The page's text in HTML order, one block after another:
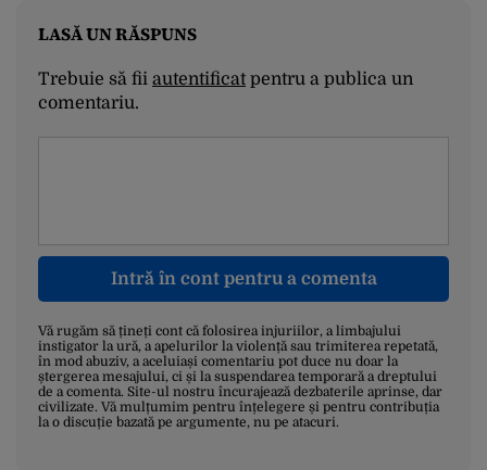
LASĂ UN RĂSPUNS
Trebuie să fii autentificatpentru a publica un
comentariu.
Intră în cont pentru a comenta
Vă rugăm să țineți cont că folosirea injuriilor, a limbajului
instigator la ură, a apelurilor la violență sau trimiterea repetată,
în mod abuziv, a aceluiași comentariu pot duce nu doar la
ștergerea mesajului, ci și la suspendarea temporară a dreptului
de a comenta. Site-ul nostru încurajează dezbaterile aprinse, dar
civilizate. Vă mulțumim pentru înțelegere și pentru contribuția
la o discuție bazată pe argumente, nu pe atacuri.